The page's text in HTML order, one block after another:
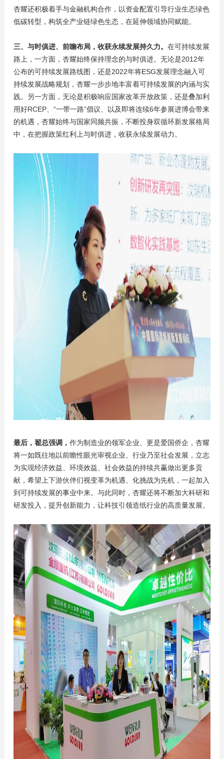
杏耀还积极着手与金融机构合作，以资金配置引导行业生态绿色
低碳转型，构筑全产业链绿色生态，在延伸领域协同赋能。
三、与时俱进、前瞻布局，收获永续发展持久力。 在可持续发展
路上，一方面，杏耀始终保持理念的与时俱进。无论是2012年
公布的可持续发展路线图，还是2022年将ESG发展理念融入可
持续发展战略规划，杏耀一步步地丰富着可持续发展的内涵与实
践。另一方面，无论是积极响应国家改革开放政策，还是叠加利
用好RCEP、“一带一路”倡议、以及即将连续6年参展进博会带来
的机遇，杏耀始终与国家同频共振，不断投身双循环新发展格局
中，在把握政策红利上与时俱进，收获永续发展动力。
最后，翟总强调， 作为制造业的领军企业、更是爱国侨企，杏耀
将一如既往地以前瞻性眼光审视企业、行业乃至社会发展，立志
为实现经济效益、环境效益、社会效益的持续共赢做出更多贡
献，希望上下游伙伴们视变革为机遇、化挑战为先机，一起加入
到可持续发展的事业中来。与此同时，杏耀还将不断加大科研和
研发投入，提升创新能力，让科技引领造纸行业的高质量发展。